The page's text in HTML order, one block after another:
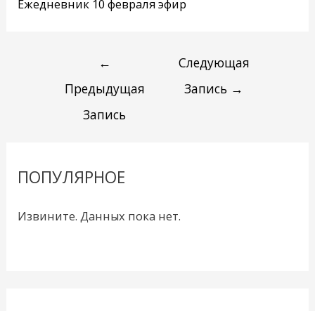
Ежедневник 10 февраля эфир
←
Предыдущая
Запись
Следующая
Запись →
ПОПУЛЯРНОЕ
Извините. Данных пока нет.